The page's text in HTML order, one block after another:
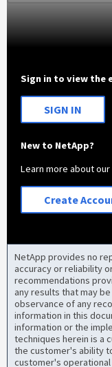
Sign in to view the
SIGN IN
New to NetApp?
Learn more about
Create
NetApp provides no
accuracy or reliability
recommendations
any results that may
observance of any
information in this
information or the
techniques herein is a
the customer's ability
customer's